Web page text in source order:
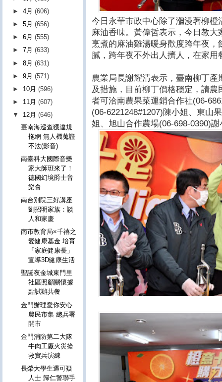
今日永華市政中心除了瀰漫著柳
麻油香味。黃偉哲表示，今日教
烹煮的麻油雞湯暖身歡度跨年夜
膩，跨年夜不外出人擠人，在家用
農業局長謝耀清表示，臺南柳丁
及措施，目前柳丁價格穩定，請
者可洽南農果菜運銷合作社(06-
(06-6221248#1207)陳小姐、東山
姐、旭山合作農場(06-698-0390)謝
►4月(606)
►5月(656)
►6月(555)
►7月(633)
►8月(631)
►9月(571)
► 10月(596)
► 11月(607)
▼ 12月(646)
臺南海巡查獲違規
拖網 無人機蒐證
不法(影音)
南臺科大國際音樂
家大師班來了！
德國幻境爵士音
樂會
南台別院三好講座
劉招明家族：談
人和家慶
南市教育局×千禧之
愛健康基金 培育
「家庭健康長」
宣導3D健康生活
聖誕夜金城東門里
社區照顧關懷據
點試辦共餐
金門辦理愛你安心
農民市集 總兵署
開市
金門消防第二大隊
牛肉工廠火災搶
救實兵演練
長榮大學生遇可疑
人士 歸仁警聯手